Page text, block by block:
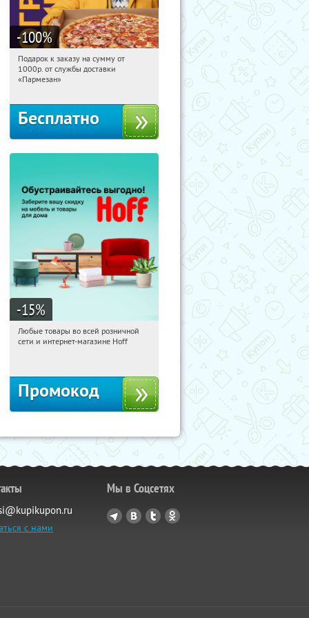
-100%
14:12:34 Получили:
Екатеринбург, проспект Академика
Подарок к заказу на сумму от
1000р. от службы доставки
«Пармезан»
Бесплатно
-15%
14:12:34 Получили:
Любые товары во всей розничной
сети и интернет-магазине Hoff
Промокод
с нами
Мы в Соцсетях